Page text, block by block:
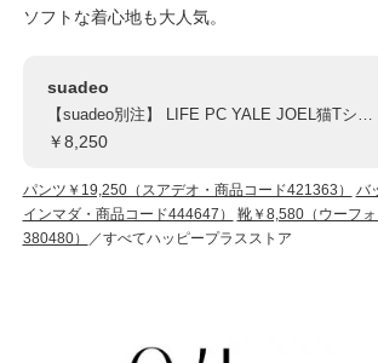
ソフトな着心地も大人気。
suadeo
￥8,250
パンツ￥19,250（スアデオ・商品コード421363）
バ
インマダ・商品コード444647）
靴￥8,580（ウーフ
380480）
／すべてハッピープラスストア